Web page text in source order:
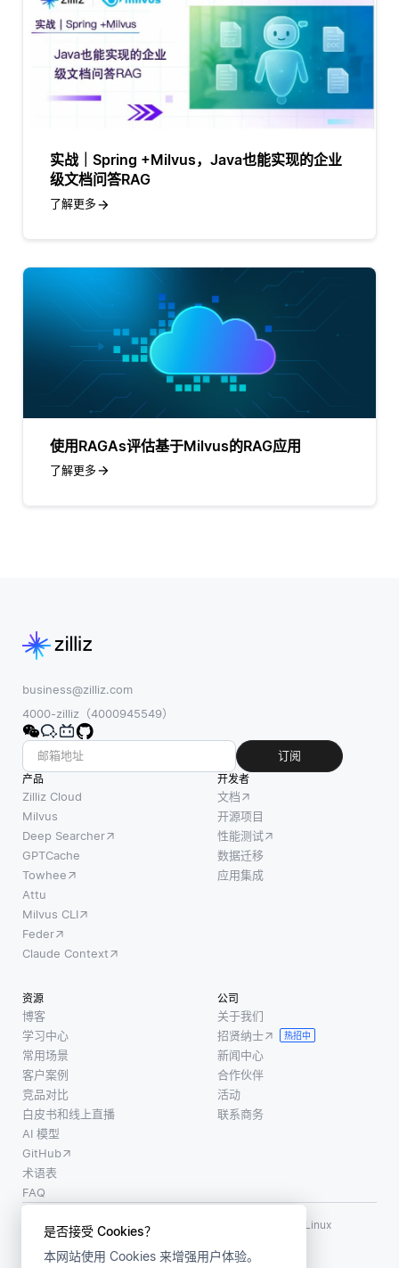
是否接受 Cookies？
本网站使用 Cookies 来增强用户体验。
实战｜Spring +Milvus，Java也能实现的企业
级文档问答RAG
了解更多
使用RAGAs评估基于Milvus的RAG应用
了解更多
business@zilliz.com
4000-zilliz（4000945549）
订阅
产品
Zilliz Cloud
Milvus
Deep Searcher
GPTCache
Towhee
Attu
Milvus CLI
Feder
Claude Context
开发者
文档
开源项目
性能测试
数据迁移
应用集成
资源
博客
学习中心
常用场景
客户案例
竞品对比
白皮书和线上直播
AI 模型
GitHub
术语表
FAQ
公司
关于我们
招贤纳士
热招中
新闻中心
合作伙伴
活动
联系商务
使用条款
LF AI、LF AI & Data、Milvus，以及相关的开源项目名称为 Linux
Foundation 所有商标
版权所有 ©2026 上海赜睿信息科技有限公司保留所有权利